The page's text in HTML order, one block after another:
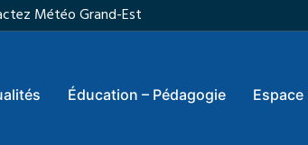
Météo Grand-Est
Éducation – Pédagogie Espace